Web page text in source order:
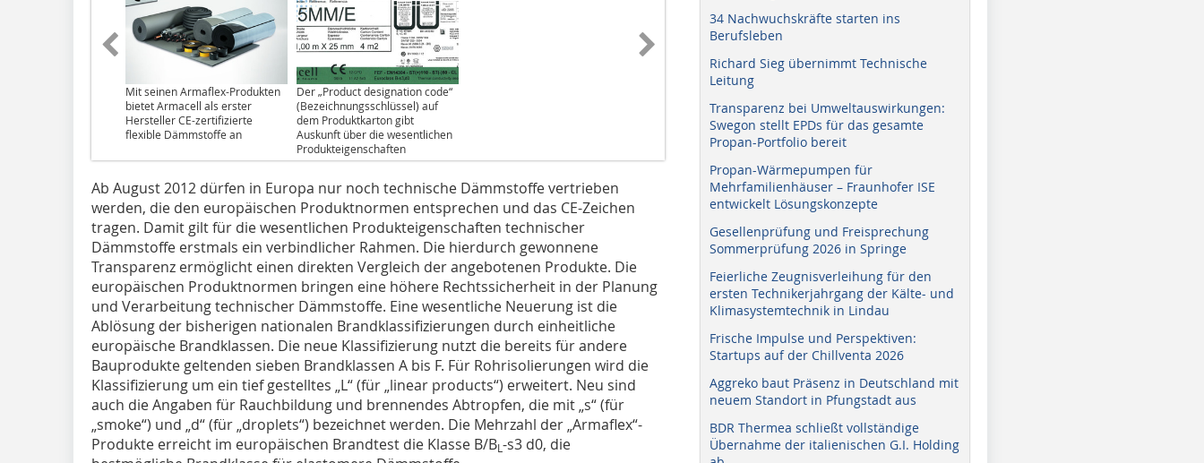
Mit seinen Armaflex-Produkten
bietet Armacell als erster
Hersteller CE-zertifizierte
flexible Dämmstoffe an
Der „Product designation code“
(Bezeichnungsschlüssel) auf
dem Produktkarton gibt
Auskunft über die wesentlichen
Produkteigenschaften
Ab August 2012 dürfen in Eu­ropa nur noch technische Dämmstoffe vertrieben
werden, die den europäischen Produktnormen entsprechen und das CE-Zeichen
tragen. Damit gilt für die wesentlichen Produkteigenschaften technischer
Dämmstoffe erstmals ein verbindlicher Rahmen. Die hierdurch gewonnene
Transparenz ermöglicht einen direkten Vergleich der angebotenen Produkte. Die
europäischen Produktnormen bringen eine höhere Rechtssicherheit in der Planung
und Verarbeitung technischer Dämmstoffe. Eine wesentliche Neuerung ist die
Ablösung der bisherigen nationalen Brandklassifizierungen durch einheitliche
europäische Brandklassen. Die neue Klassifizierung nutzt die bereits für andere
Bauprodukte geltenden sieben Brandklassen A bis F. Für Rohrisolierungen wird die
Klassifizierung um ein tief gestelltes „L“ (für „linear products“) erweitert. Neu sind
auch die Angaben für Rauchbildung und brennendes Abtropfen, die mit „s“ (für
„smoke“) und „d“ (für „droplets“) bezeichnet werden. Die Mehrzahl der „Armaflex“-
Produkte erreicht im europäischen Brandtest die Klasse B/BL-s3 d0, die
34 Nachwuchskräfte starten ins
Berufsleben
Richard Sieg übernimmt Technische
Leitung
Transparenz bei Umweltauswirkungen:
Swegon stellt EPDs für das gesamte
Propan-Portfolio bereit
Propan-Wärmepumpen für
Mehrfamilienhäuser – Fraunhofer ISE
entwickelt Lösungskonzepte
Gesellenprüfung und Freisprechung
Sommerprüfung 2026 in Springe
Feierliche Zeugnisverleihung für den
ersten Technikerjahrgang der Kälte- und
Klimasystemtechnik in Lindau
Frische Impulse und Perspektiven:
Startups auf der Chillventa 2026
Aggreko baut Präsenz in Deutschland mit
neuem Standort in Pfungstadt aus
BDR Thermea schließt vollständige
Übernahme der italienischen G.I. Holding